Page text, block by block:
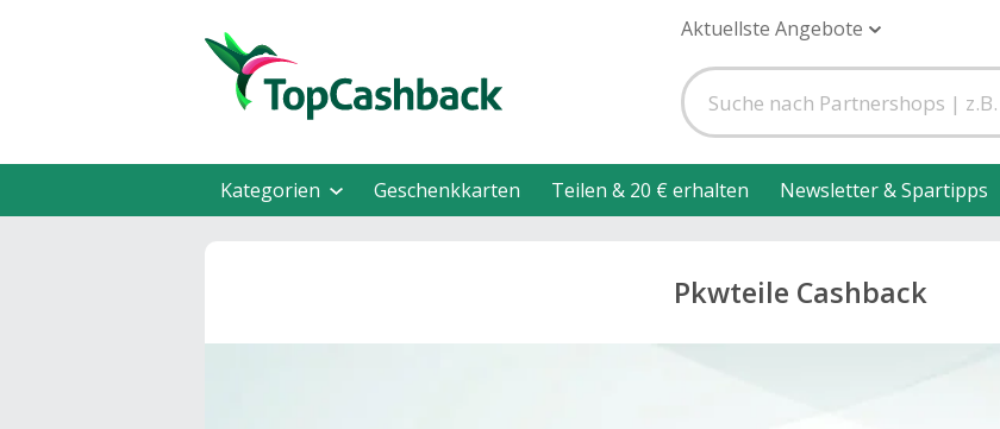
Aktuellste Angebote
Kategorien Geschenkkarten Teilen & 20 € erhalten Newsletter & Spartipps
Pkwteile Cashback